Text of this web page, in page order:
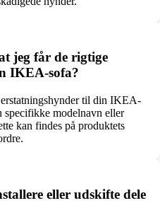
jeg får de rigtige
IKEA-sofa?
til din IKEA-
specifikke modelnavn eller
kan findes på produktets
eller udskifte dele